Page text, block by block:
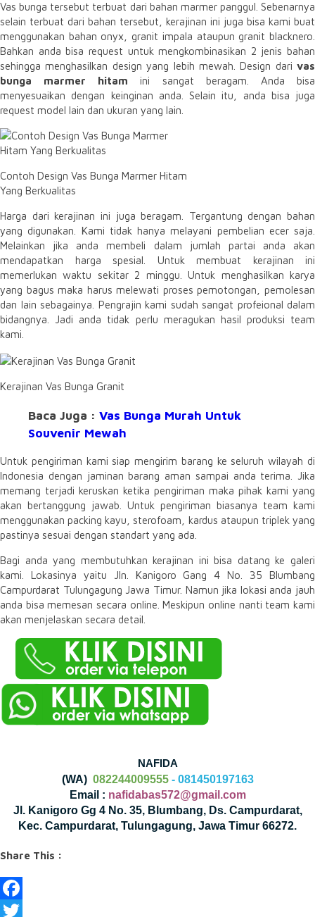
Vas bunga tersebut terbuat dari bahan marmer panggul. Sebenarnya
selain terbuat dari bahan tersebut, kerajinan ini juga bisa kami buat
menggunakan bahan onyx, granit impala ataupun granit blacknero.
Bahkan anda bisa request untuk mengkombinasikan 2 jenis bahan
sehingga menghasilkan design yang lebih mewah. Design dari vas
bunga marmer hitamini sangat beragam. Anda bisa
menyesuaikan dengan keinginan anda. Selain itu, anda bisa juga
request model lain dan ukuran yang lain.
Contoh Design Vas Bunga Marmer Hitam
Yang Berkualitas
Harga dari kerajinan ini juga beragam. Tergantung dengan bahan
yang digunakan. Kami tidak hanya melayani pembelian ecer saja.
Melainkan jika anda membeli dalam jumlah partai anda akan
mendapatkan harga spesial. Untuk membuat kerajinan ini
memerlukan waktu sekitar 2 minggu. Untuk menghasilkan karya
yang bagus maka harus melewati proses pemotongan, pemolesan
dan lain sebagainya. Pengrajin kami sudah sangat profeional dalam
bidangnya. Jadi anda tidak perlu meragukan hasil produksi team
kami.
Kerajinan Vas Bunga Granit
Baca Juga : Vas Bunga Murah Untuk
Souvenir Mewah
Untuk pengiriman kami siap mengirim barang ke seluruh wilayah di
Indonesia dengan jaminan barang aman sampai anda terima. Jika
memang terjadi keruskan ketika pengiriman maka pihak kami yang
akan bertanggung jawab. Untuk pengiriman biasanya team kami
menggunakan packing kayu, sterofoam, kardus ataupun triplek yang
pastinya sesuai dengan standart yang ada.
Bagi anda yang membutuhkan kerajinan ini bisa datang ke galeri
kami. Lokasinya yaitu Jln. Kanigoro Gang 4 No. 35 Blumbang
Campurdarat Tulungagung Jawa Timur. Namun jika lokasi anda jauh
anda bisa memesan secara online. Meskipun online nanti team kami
akan menjelaskan secara detail.
NAFIDA
(WA)082244009555 - 081450197163
Email : nafidabas572@gmail.com
Jl. Kanigoro Gg 4 No. 35, Blumbang, Ds. Campurdarat,
Kec. Campurdarat, Tulungagung, Jawa Timur 66272.
Share This :
Facebook